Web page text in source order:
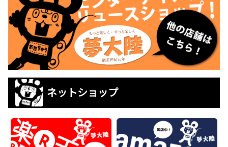
ネットショップ